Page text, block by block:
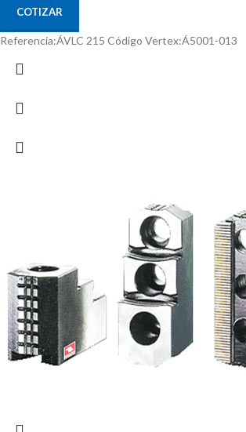
COTIZAR
Referencia:ÁVLC 215 Código Vertex:Á5001-013